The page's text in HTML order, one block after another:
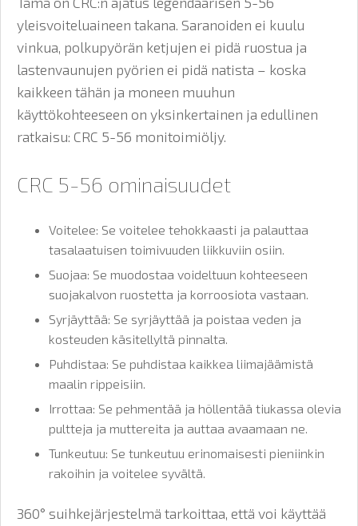
yleisvoiteluaineen takana. Saranoiden ei kuulu
vinkua, polkupyörän ketjujen ei pidä ruostua ja
lastenvaunujen pyörien ei pidä natista – koska
kaikkeen tähän ja moneen muuhun
käyttökohteeseen on yksinkertainen ja edullinen
ratkaisu: CRC 5-56 monitoimiöljy.
CRC 5-56 ominaisuudet
Voitelee: Se voitelee tehokkaasti ja palauttaa
tasalaatuisen toimivuuden liikkuviin osiin.
Suojaa: Se muodostaa voideltuun kohteeseen
suojakalvon ruostetta ja korroosiota vastaan.
Syrjäyttää: Se syrjäyttää ja poistaa veden ja
kosteuden käsitellyltä pinnalta.
Puhdistaa: Se puhdistaa kaikkea liimajäämistä
maalin rippeisiin.
Irrottaa: Se pehmentää ja höllentää tiukassa olevia
pultteja ja muttereita ja auttaa avaamaan ne.
Tunkeutuu: Se tunkeutuu erinomaisesti pieniinkin
rakoihin ja voitelee syvältä.
360° suihkejärjestelmä tarkoittaa, että voi käyttää